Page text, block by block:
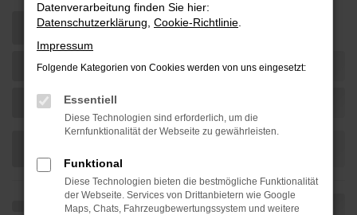
Datenverarbeitung finden Sie hier:
Datenschutzerklärung Cookie-Richtlinie
Impressum
Folgende Kategorien von Cookies werden von uns eingesetzt:
Essentiell
Diese Technologien sind erforderlich, um die
Kernfunktionalität der Webseite zu gewährleisten.
Funktional
Diese Technologien bieten die bestmögliche Funktionalität
der Webseite. Services von Drittanbietern wie Google
Maps, Chats, Fahrzeugbewertungssystem und weitere